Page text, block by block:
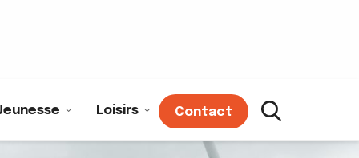
Loisirs Contact